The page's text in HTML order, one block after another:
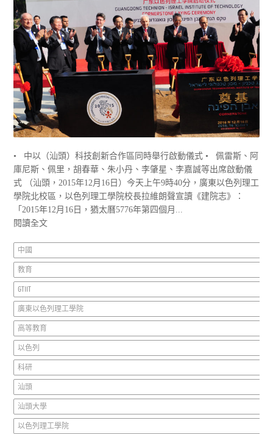
• 中以（汕頭）科技創新合作區同時舉行啟動儀式 • 佩雷斯、阿
庫尼斯、佩里，胡春華、朱小丹、李肇星、李嘉誠等出席啟動儀
式 （汕頭，2015年12月16日）今天上午9時40分，廣東以色列理工
學院北校區，以色列理工學院校長拉維朗聲宣讀《建院志》：
「2015年12月16日，猶太曆5776年第四個月...
閱讀全文
中國
教育
GTIIT
廣東以色列理工學院
高等教育
以色列
科研
汕頭
汕頭大學
以色列理工學院